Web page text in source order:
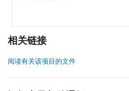
相关链接
阅读有关该项目的文件